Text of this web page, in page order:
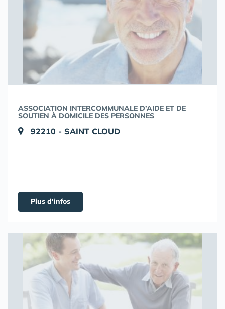
ASSOCIATION INTERCOMMUNALE D’AIDE ET DE
SOUTIEN À DOMICILE DES PERSONNES
92210 - SAINT CLOUD
Plus d'infos